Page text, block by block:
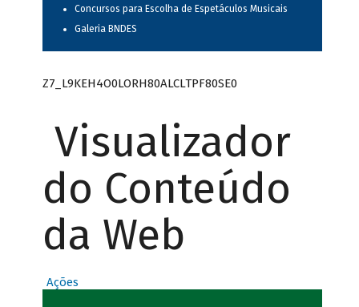
Concursos para Escolha de Espetáculos Musicais
Galeria BNDES
Z7_L9KEH4O0LORH80ALCLTPF80SE0
Visualizador
do Conteúdo
da Web
Ações